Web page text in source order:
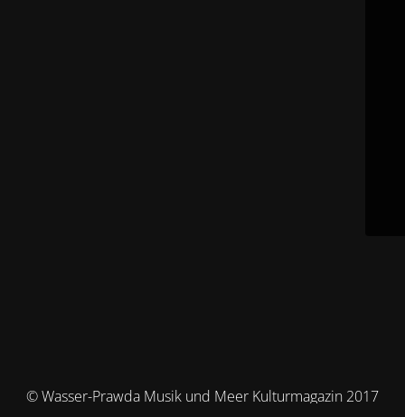
© Wasser-Prawda Musik und Meer Kulturmagazin 2017